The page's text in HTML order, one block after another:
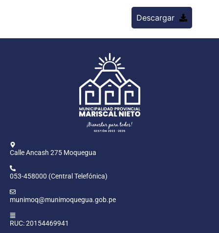
Descargar
Calle Ancash 275 Moquegua
053-458000 (Central Telefónica)
munimoq@munimoquegua.gob.pe
RUC: 20154469941